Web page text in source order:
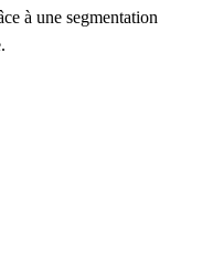
à une segmentation